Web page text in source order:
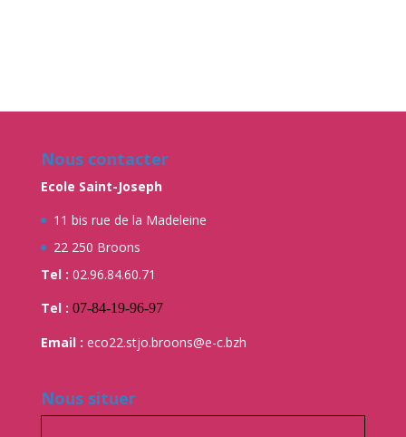
Nous contacter
Ecole Saint-Joseph
11 bis rue de la Madeleine
22 250 Broons
Tel : 02.96.84.60.71
Tel : 07-84-19-96-97
Email : eco22.stjo.broons@e-c.bzh
Nous situer